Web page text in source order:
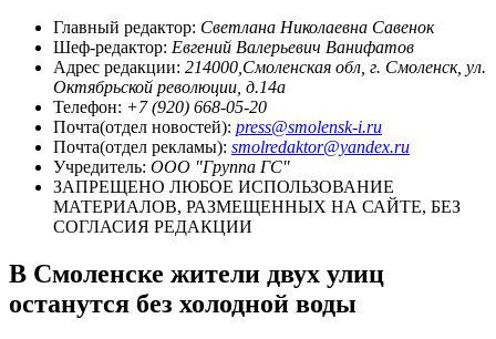
Главный редактор: Светлана Николаевна Савенок
Шеф-редактор: Евгений Валерьевич Ванифатов
Адрес редакции: 214000,Смоленская обл, г. Смоленск, ул.
Октябрьской революции, д.14а
Телефон: +7 (920) 668-05-20
Почта(отдел новостей): press@smolensk-i.ru
Почта(отдел рекламы): smolredaktor@yandex.ru
Учредитель: ООО "Группа ГС"
ЗАПРЕЩЕНО ЛЮБОЕ ИСПОЛЬЗОВАНИЕ
МАТЕРИАЛОВ, РАЗМЕЩЕННЫХ НА САЙТЕ, БЕЗ
СОГЛАСИЯ РЕДАКЦИИ
В Смоленске жители двух улиц
останутся без холодной воды